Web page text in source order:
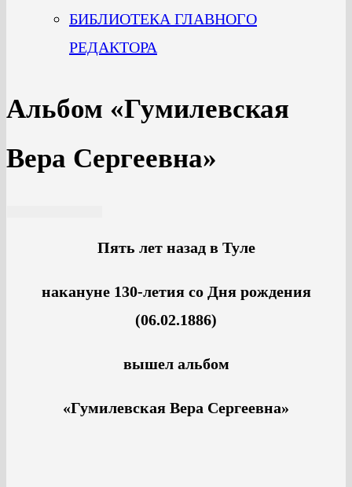
БИБЛИОТЕКА ГЛАВНОГО
РЕДАКТОРА
Альбом «Гумилевская
Вера Сергеевна»
Пять лет назад в Туле
накануне 130-летия со Дня рождения
(06.02.1886)
вышел альбом
«Гумилевская Вера Сергеевна»